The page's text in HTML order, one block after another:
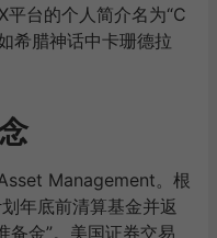
台的个人简介名为“C
希腊神话中卡珊德拉
Management。根
年底前清算基金并返
备金”。美国证券交易